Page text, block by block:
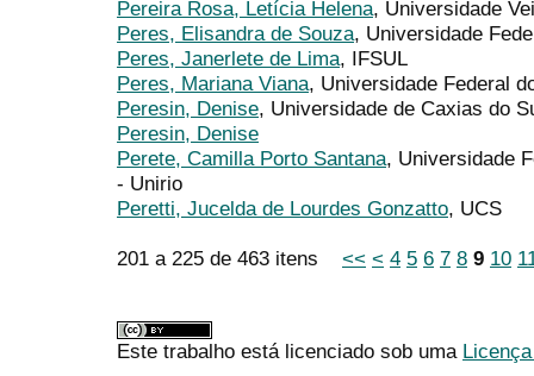
Pereira Rosa, Letícia Helena, Universidade
Peres, Elisandra de Souza, Universidade
Peres, Janerlete de Lima, IFSUL
Peres, Mariana Viana, Universidade Federal
Peresin, Denise, Universidade de Caxias do
Peresin, Denise
Perete, Camilla Porto Santana, Universidade
- Unirio
Peretti, Jucelda de Lourdes Gonzatto, UCS
201 a 225 de 463 itens << < 4 5 6 7 8 9 10
Este trabalho está licenciado sob uma